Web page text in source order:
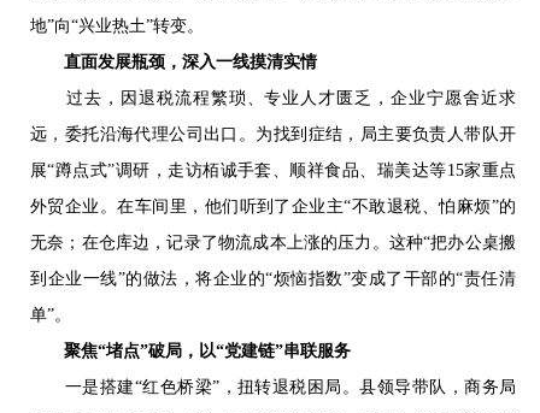
地”向“兴业热土”转变。
直面发展瓶颈，深入一线摸清实情
过去，因退税流程繁琐、专业人才匮乏，企业宁愿舍近求
远，委托沿海代理公司出口。为找到症结，局主要负责人带队开
展“蹲点式”调研，走访栢诚手套、顺祥食品、瑞美达等15家重点
外贸企业。在车间里，他们听到了企业主“不敢退税、怕麻烦”的
无奈；在仓库边，记录了物流成本上涨的压力。这种“把办公桌搬
到企业一线”的做法，将企业的“烦恼指数”变成了干部的“责任清
单”。
聚焦“堵点”破局，以“党建链”串联服务
一是搭建“红色桥梁”，扭转退税困局。县领导带队，商务局